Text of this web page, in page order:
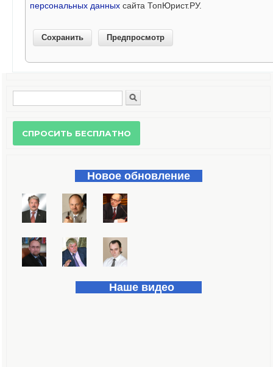
персональных данных сайта ТопЮрист.РУ.
Форма поиска
Новое обновление
Наше видео